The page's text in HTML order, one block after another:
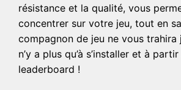
résistance et la qualité, vous
concentrer sur votre jeu, tout en
compagnon de jeu ne vous trahira
n’y a plus qu’à s’installer et à partir
leaderboard !